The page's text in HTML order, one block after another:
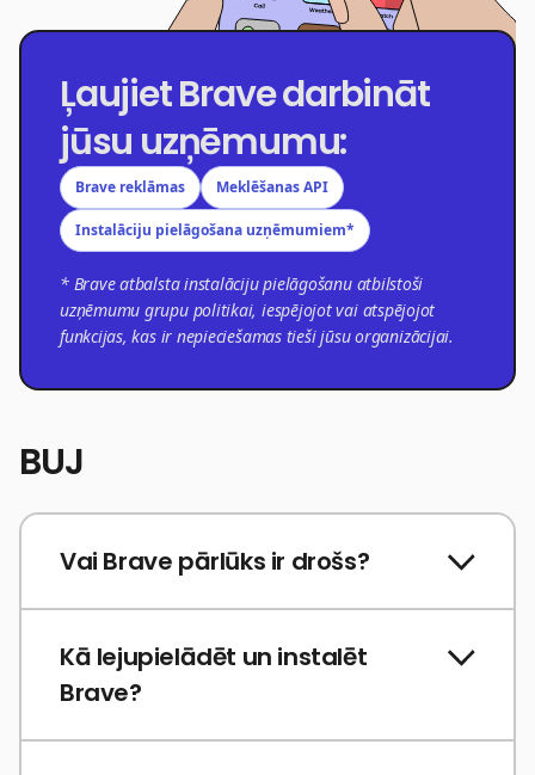
Ļaujiet Brave darbināt
jūsu uzņēmumu:
Brave reklāmas Meklēšanas API
Instalāciju pielāgošana uzņēmumiem*
* Brave atbalsta instalāciju pielāgošanu atbilstoši
uzņēmumu grupu politikai, iespējojot vai atspējojot
funkcijas, kas ir nepieciešamas tieši jūsu organizācijai.
BUJ
Vai Brave pārlūks ir drošs?
Kā lejupielādēt un instalēt
Brave?